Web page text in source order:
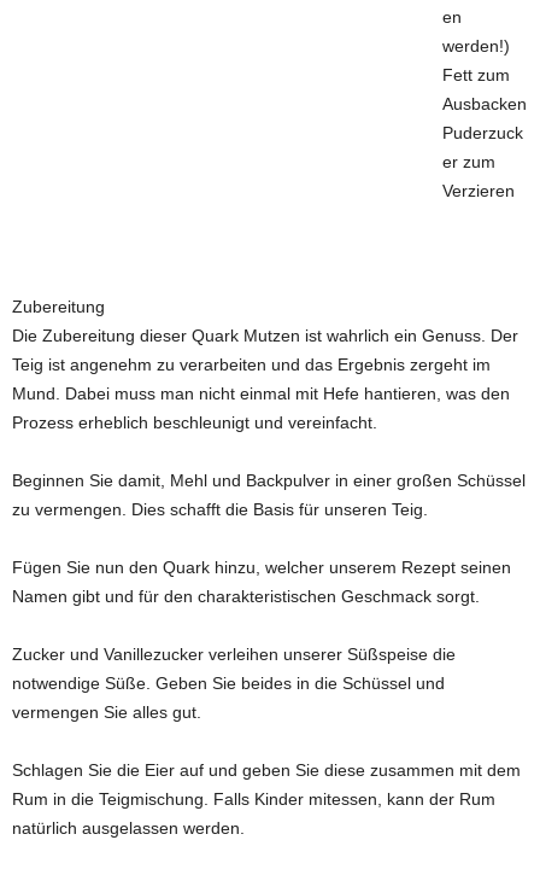
en
werden!)
Fett zum
Ausbacken
Puderzuck
er zum
Verzieren
Zubereitung
Die Zubereitung dieser Quark Mutzen ist wahrlich ein Genuss. Der
Teig ist angenehm zu verarbeiten und das Ergebnis zergeht im
Mund. Dabei muss man nicht einmal mit Hefe hantieren, was den
Prozess erheblich beschleunigt und vereinfacht.
Beginnen Sie damit, Mehl und Backpulver in einer großen Schüssel
zu vermengen. Dies schafft die Basis für unseren Teig.
Fügen Sie nun den Quark hinzu, welcher unserem Rezept seinen
Namen gibt und für den charakteristischen Geschmack sorgt.
Zucker und Vanillezucker verleihen unserer Süßspeise die
notwendige Süße. Geben Sie beides in die Schüssel und
vermengen Sie alles gut.
Schlagen Sie die Eier auf und geben Sie diese zusammen mit dem
Rum in die Teigmischung. Falls Kinder mitessen, kann der Rum
natürlich ausgelassen werden.